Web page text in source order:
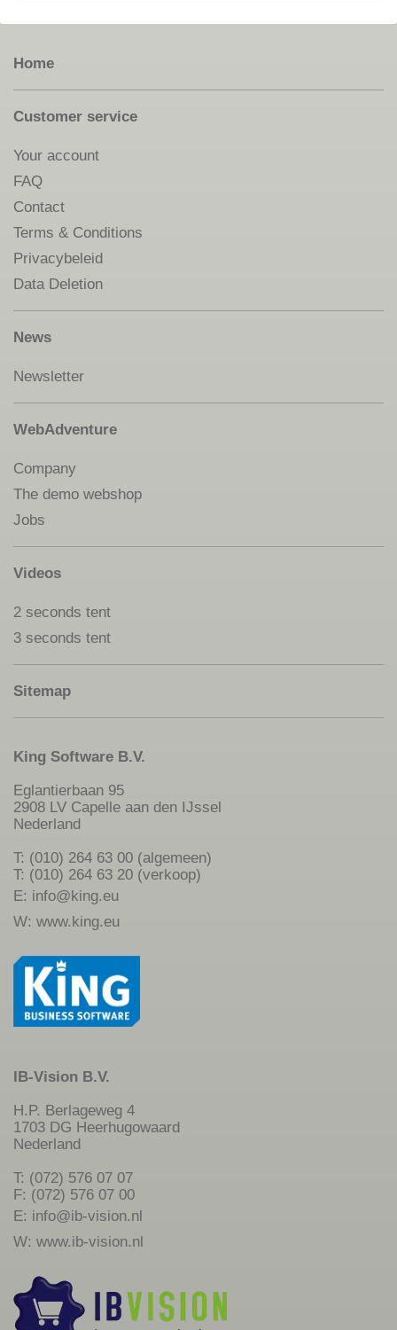
Home
Customer service
Your account
FAQ
Contact
Terms & Conditions
Privacybeleid
Data Deletion
News
Newsletter
WebAdventure
Company
The demo webshop
Jobs
Videos
2 seconds tent
3 seconds tent
Sitemap
King Software B.V.
Eglantierbaan 95
2908 LV Capelle aan den IJssel
Nederland
T: (010) 264 63 00 (algemeen)
T: (010) 264 63 20 (verkoop)
E: info@king.eu
W: www.king.eu
IB-Vision B.V.
H.P. Berlageweg 4
1703 DG Heerhugowaard
Nederland
T: (072) 576 07 07
F: (072) 576 07 00
E: info@ib-vision.nl
W: www.ib-vision.nl